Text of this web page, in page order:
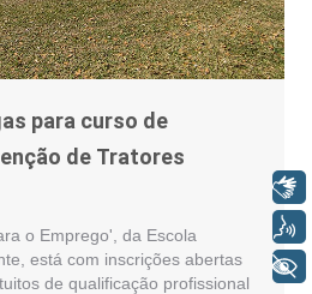
para curso de
de Tratores
o Emprego', da Escola
está com inscrições abertas
de qualificação profissional
+ Acessibilidade